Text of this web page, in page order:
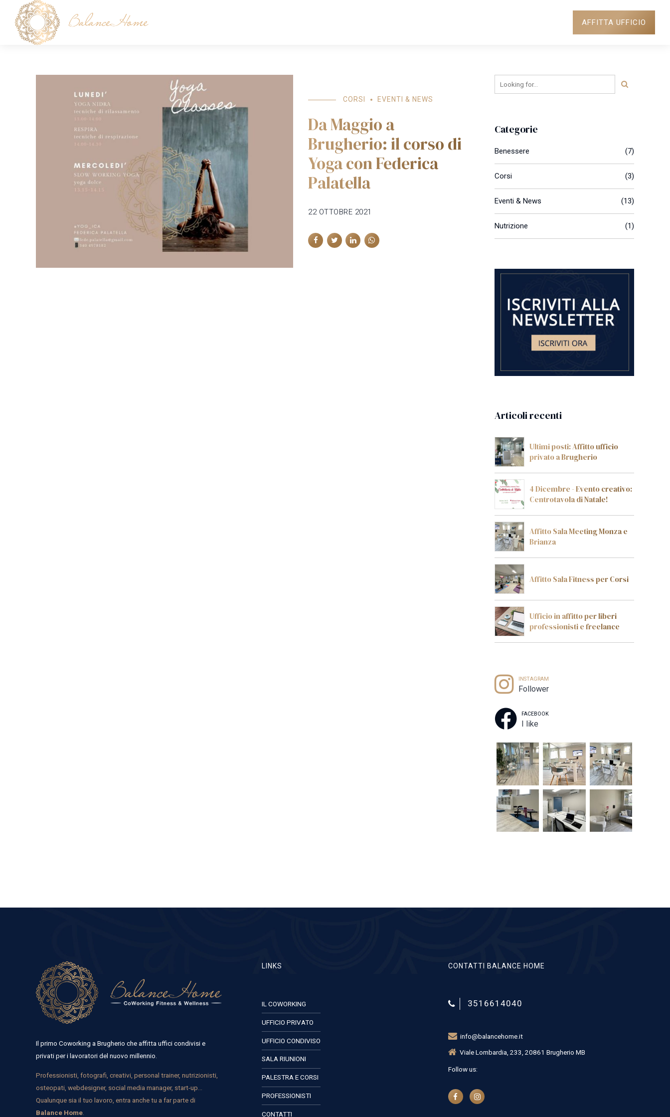
AFFITTA UFFICIO
CORSI EVENTI & NEWS
Da Maggio a
Brugherio: il corso di
Yoga con Federica
Palatella
22 OTTOBRE 2021
Categorie
Benessere (7)
Corsi (3)
Eventi & News (13)
Nutrizione (1)
Articoli recenti
Ultimi posti: Affitto ufficio
privato a Brugherio
4 Dicembre - Evento creativo:
Centrotavola di Natale!
Affitto Sala Meeting Monza e
Brianza
Affitto Sala Fitness per Corsi
Ufficio in affitto per liberi
professionisti e freelance
INSTAGRAM
Follower
FACEBOOK
I like
Il primo Coworking a Brugherio che affitta uffici condivisi e
privati per i lavoratori del nuovo millennio.
Professionisti, fotografi, creativi, personal trainer, nutrizionisti,
osteopati, webdesigner, social media manager, start-up…
Qualunque sia il tuo lavoro, entra anche tu a far parte di
Balance Home
LINKS
IL COWORKING
UFFICIO PRIVATO
UFFICIO CONDIVISO
SALA RIUNIONI
PALESTRA E CORSI
PROFESSIONISTI
CONTATTI
CONTATTI BALANCE HOME
3516614040
info@balancehome.it
Viale Lombardia, 233, 20861 Brugherio MB
Follow us: